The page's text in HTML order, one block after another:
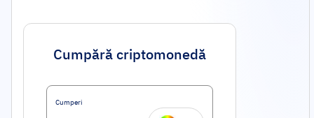
Cumpără criptomonedă
Cumperi